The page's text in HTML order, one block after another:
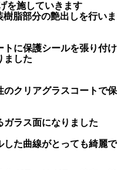
を施していきます
脂部分の艶出しを行いま
トに保護シールを張り付け
ました
のクリアグラスコートで保
ガラス面になりました
た曲線がとっても綺麗で